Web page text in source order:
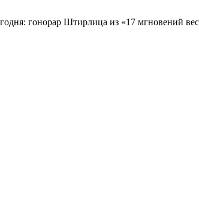
гонорар Штирлица из «17 мгновений